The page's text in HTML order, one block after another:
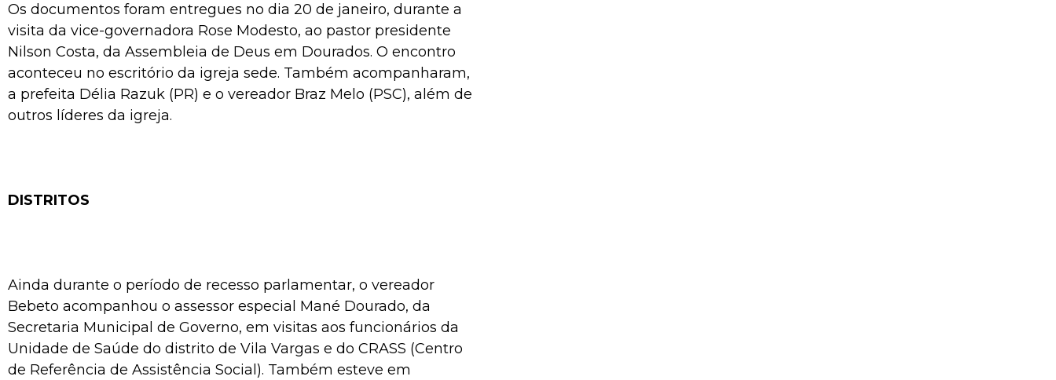
Os documentos foram entregues no dia 20 de janeiro, durante a
visita da vice-governadora Rose Modesto, ao pastor presidente
Nilson Costa, da Assembleia de Deus em Dourados. O encontro
aconteceu no escritório da igreja sede. Também acompanharam,
a prefeita Délia Razuk (PR) e o vereador Braz Melo (PSC), além de
outros líderes da igreja.
DISTRITOS
Ainda durante o período de recesso parlamentar, o vereador
Bebeto acompanhou o assessor especial Mané Dourado, da
Secretaria Municipal de Governo, em visitas aos funcionários da
Unidade de Saúde do distrito de Vila Vargas e do CRASS (Centro
de Referência de Assistência Social). Também esteve em